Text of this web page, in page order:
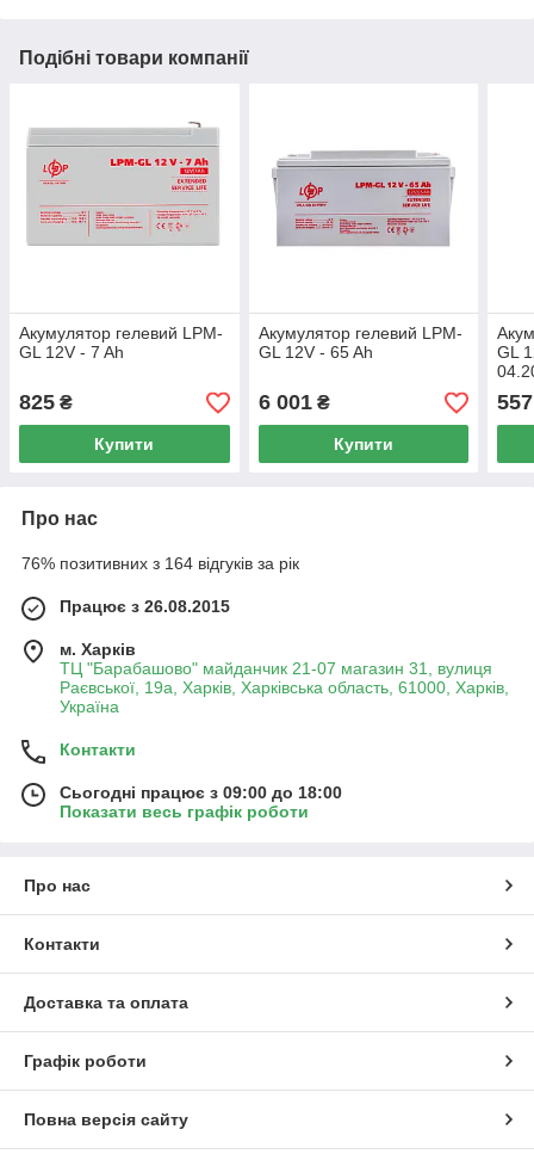
Подібні товари компанії
Акумулятор гелевий LPM-
GL 12V - 7 Ah
825 ₴
Купити
Акумулятор гелевий LPM-
GL 12V - 65 Ah
6 001₴
Купити
GL
557
Про нас
76% позитивних з 164 відгуків за рік
Працює з 26.08.2015
м. Харків
ТЦ "Барабашово" майданчик 21-07 магазин 31, вулиця
Раєвської, 19а, Харків, Харківська область, 61000, Харків,
Україна
Контакти
Сьогодні працює з 09:00 до 18:00
Показати весь графік роботи
Про нас
Контакти
Доставка та оплата
Графік роботи
Повна версія сайту